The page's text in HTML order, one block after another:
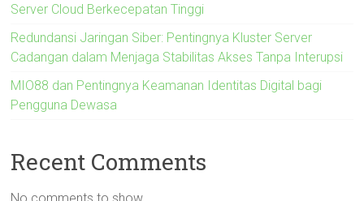
Server Cloud Berkecepatan Tinggi
Redundansi Jaringan Siber: Pentingnya Kluster Server
Cadangan dalam Menjaga Stabilitas Akses Tanpa Interupsi
MIO88 dan Pentingnya Keamanan Identitas Digital bagi
Pengguna Dewasa
Recent Comments
No comments to show.